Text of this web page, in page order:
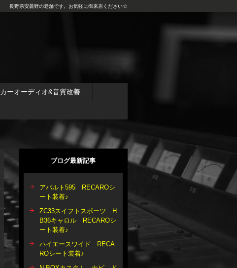
長野県安曇野の老舗です。お気軽に御来店ください☆
カーオーディオ&音質改善
ブログ最新記事
アバルト595 RECAROシ
ート装着♪
ZC33スイフトスポーツ H
B36キャロル RECAROシ
ート装着♪
ハイエースワイド RECA
ROシート装着♪